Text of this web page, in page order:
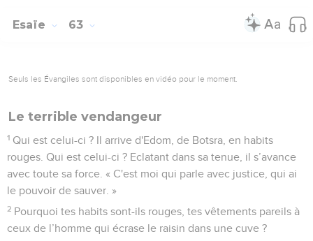
Esaïe 63
Seuls les Évangiles sont disponibles en vidéo pour le moment.
Le terrible vendangeur
1 Qui est celui-ci ? Il arrive d'Edom, de Botsra, en habits
rouges. Qui est celui-ci ? Eclatant dans sa tenue, il s’avance
avec toute sa force. « C'est moi qui parle avec justice, qui ai
le pouvoir de sauver. »
2 Pourquoi tes habits sont-ils rouges, tes vêtements pareils à
ceux de l’homme qui écrase le raisin dans une cuve ?